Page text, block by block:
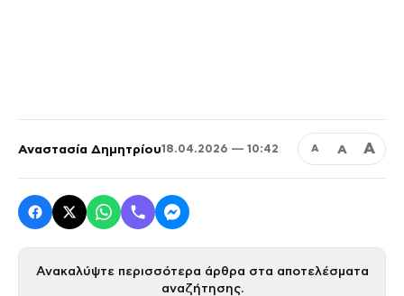
Αναστασία Δημητρίου18.04.2026 — 10:42 Α Α Α
Ανακαλύψτε περισσότερα άρθρα στα αποτελέσματα
αναζήτησης.